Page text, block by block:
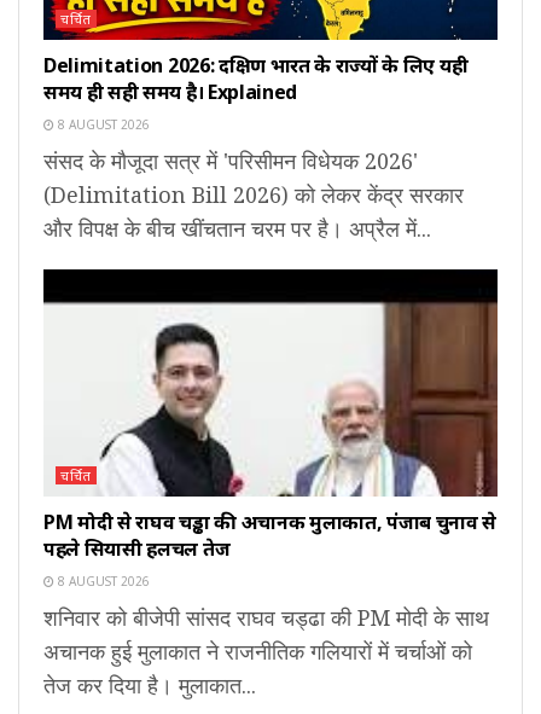
चर्चित
Delimitation 2026: दक्षिण भारत के राज्यों के लिए यही
समय ही सही समय है। Explained
8 AUGUST 2026
संसद के मौजूदा सत्र में 'परिसीमन विधेयक 2026'
(Delimitation Bill 2026) को लेकर केंद्र सरकार
और विपक्ष के बीच खींचतान चरम पर है। अप्रैल में...
चर्चित
PM मोदी से राघव चड्ढा की अचानक मुलाकात, पंजाब चुनाव से
पहले सियासी हलचल तेज
8 AUGUST 2026
शनिवार को बीजेपी सांसद राघव चड्ढा की PM मोदी के साथ
अचानक हुई मुलाकात ने राजनीतिक गलियारों में चर्चाओं को
तेज कर दिया है। मुलाकात...